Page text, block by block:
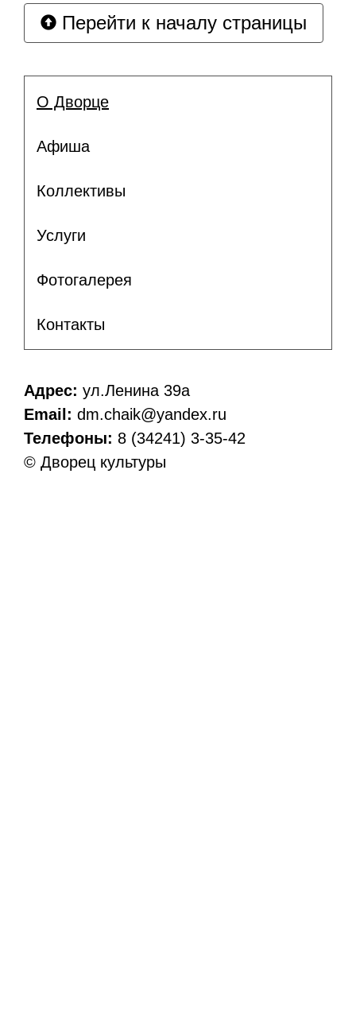
Перейти к началу страницы
О Дворце
Афиша
Коллективы
Услуги
Фотогалерея
Контакты
Адрес: ул.Ленина 39а
Email: dm.chaik@yandex.ru
Телефоны: 8 (34241) 3-35-42
© Дворец культуры